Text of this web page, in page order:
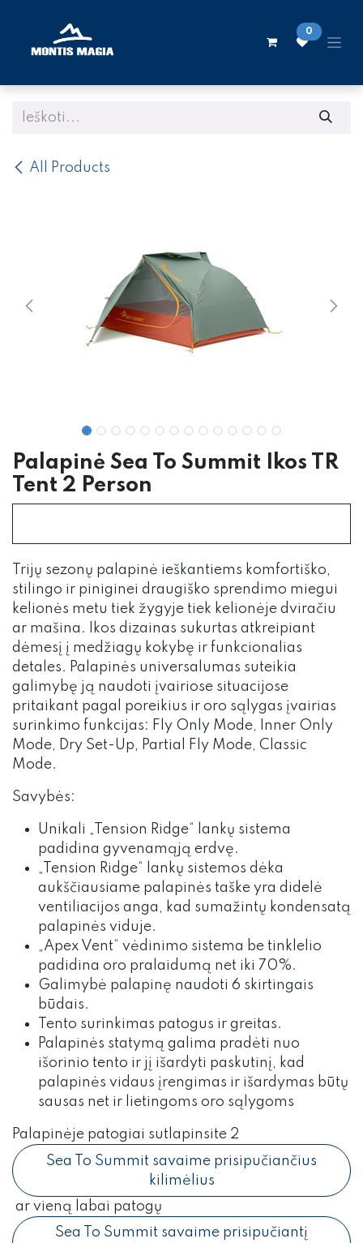
0
All Products
Palapinė Sea To Summit Ikos TR
Tent 2 Person
Trijų sezonų palapinė ieškantiems komfortiško,
stilingo ir piniginei draugiško sprendimo miegui
kelionės metu tiek žygyje tiek kelionėje dviračiu
ar mašina. Ikos dizainas sukurtas atkreipiant
dėmesį į medžiagų kokybę ir funkcionalias
detales. Palapinės universalumas suteikia
galimybę ją naudoti įvairiose situacijose
pritaikant pagal poreikius ir oro sąlygas įvairias
surinkimo funkcijas: Fly Only Mode, Inner Only
Mode, Dry Set-Up, Partial Fly Mode, Classic
Mode.
Savybės:
Unikali „Tension Ridge“ lankų sistema
padidina gyvenamąją erdvę.
„Tension Ridge“ lankų sistemos dėka
aukščiausiame palapinės taške yra didelė
ventiliacijos anga, kad sumažintų kondensatą
palapinės viduje.
„Apex Vent“ vėdinimo sistema be tinklelio
padidina oro pralaidumą net iki 70%.
Galimybė palapinę naudoti 6 skirtingais
būdais.
Tento surinkimas patogus ir greitas.
Palapinės statymą galima pradėti nuo
išorinio tento ir jį išardyti paskutinį, kad
palapinės vidaus įrengimas ir išardymas būtų
sausas net ir lietingoms oro sąlygoms
Palapinėje patogiai sutlapinsite 2
Sea To Summit savaime prisipučiančius
kilimėlius
ar vieną labai patogų
Sea To Summit savaime prisipučiantį